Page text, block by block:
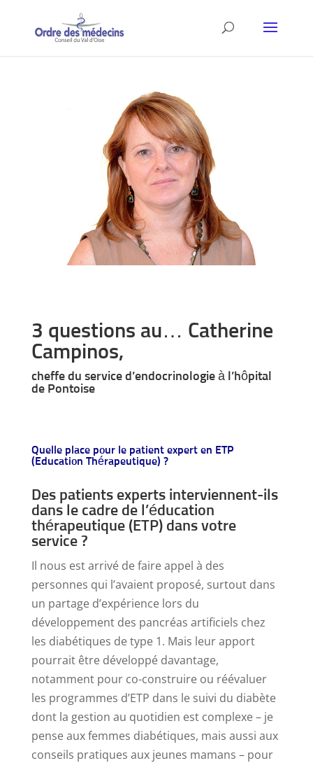
3 questions au… Catherine
Campinos,
cheffe du service d’endocrinologie à l’hôpital
de Pontoise
Quelle place pour le patient expert en ETP
(Education Thérapeutique) ?
Des patients experts interviennent-ils
dans le cadre de l’éducation
thérapeutique (ETP) dans votre
service ?
Il nous est arrivé de faire appel à des
personnes qui l’avaient proposé, surtout dans
un partage d’expérience lors du
développement des pancréas artificiels chez
les diabétiques de type 1. Mais leur apport
pourrait être développé davantage,
notamment pour co-construire ou réévaluer
les programmes d’ETP dans le suivi du diabète
dont la gestion au quotidien est complexe – je
pense aux femmes diabétiques, mais aussi aux
conseils pratiques aux jeunes mamans – pour